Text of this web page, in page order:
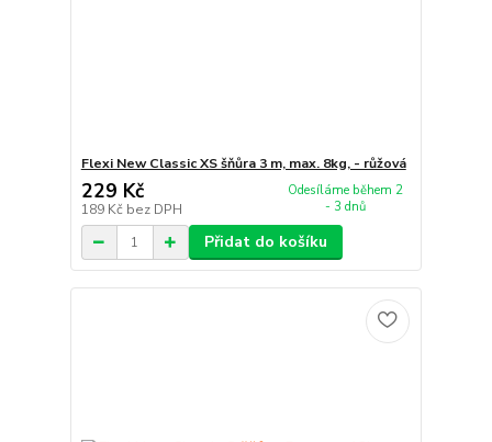
Flexi New Classic XS šňůra 3 m, max. 8kg, - růžová
229 Kč
189 Kč bez DPH
Odesíláme během 2
- 3 dnů
Přidat do košíku